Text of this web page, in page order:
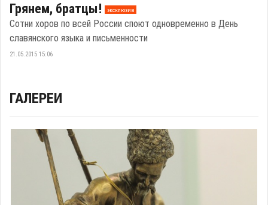
Грянем, братцы! эксклюзив
Сотни хоров по всей России споют одновременно в День
славянского языка и письменности
21.05.2015 15:06
ГАЛЕРЕИ